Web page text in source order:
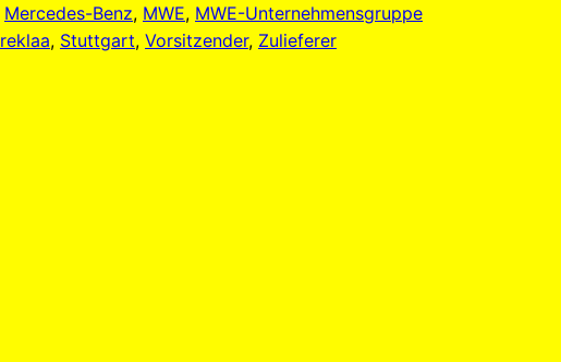
Mercedes-Benz, MWE, MWE-Unternehmensgruppe
reklaa, Stuttgart, Vorsitzender, Zulieferer